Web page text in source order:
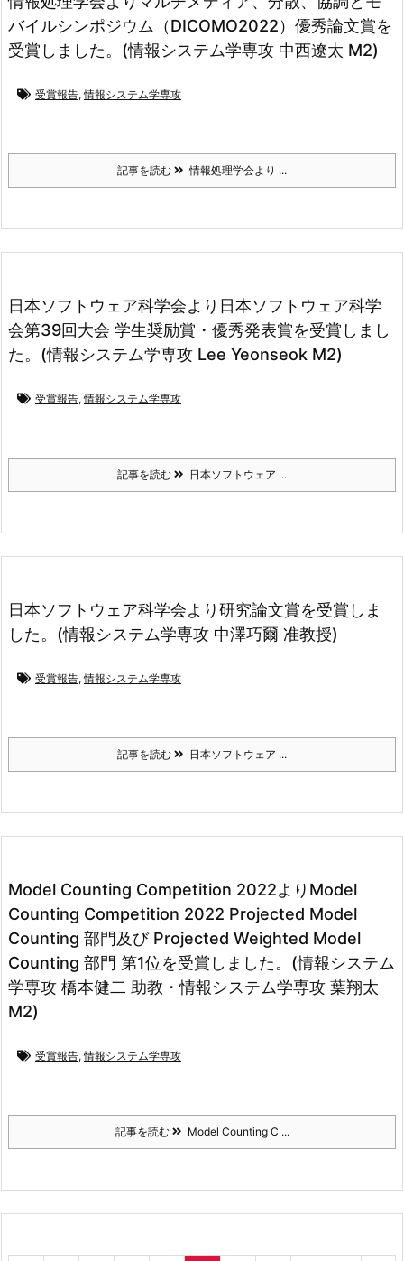
バイルシンポジウム（DICOMO2022）優秀論文賞を
受賞しました。(情報システム学専攻 中西遼太 M2)
受賞報告,情報システム学専攻
記事を読む 情報処理学会より ...
日本ソフトウェア科学会より日本ソフトウェア科学
会第39回大会 学生奨励賞・優秀発表賞を受賞しまし
た。(情報システム学専攻 Lee Yeonseok M2)
受賞報告,情報システム学専攻
記事を読む 日本ソフトウェア ...
日本ソフトウェア科学会より研究論文賞を受賞しま
した。(情報システム学専攻 中澤巧爾 准教授)
受賞報告,情報システム学専攻
記事を読む 日本ソフトウェア ...
Model Counting Competition 2022よりModel
Counting Competition 2022 Projected Model
Counting 部門及び Projected Weighted Model
Counting 部門 第1位を受賞しました。(情報システム
学専攻 橋本健二 助教・情報システム学専攻 葉翔太
M2)
受賞報告,情報システム学専攻
記事を読む Model Counting C ...